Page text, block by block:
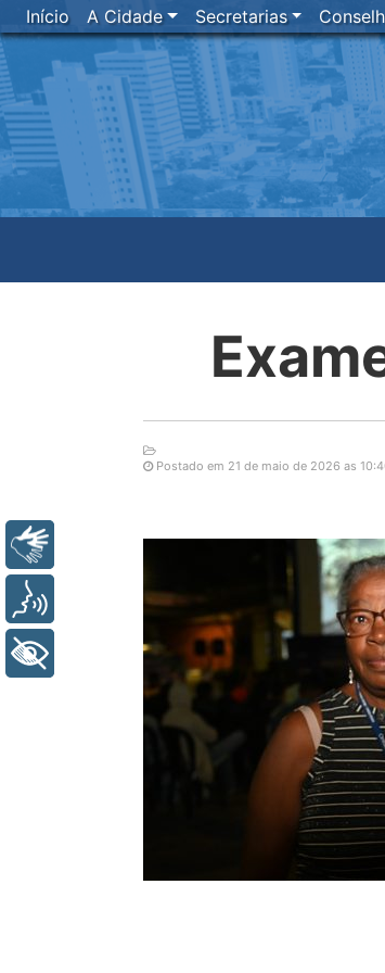
Início A Cidade Secretarias
Postado em 21 de maio de 2026 as
+ Acessibilidade